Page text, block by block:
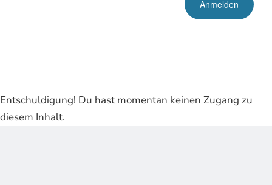
Entschuldigung! Du hast momentan keinen Zugang zu
diesem Inhalt.